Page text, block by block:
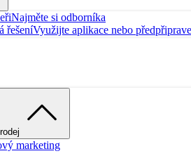
Najměte si odborníka
řešeníVyužijte aplikace nebo
marketing